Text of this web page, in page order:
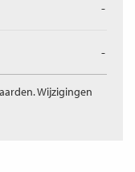
-
-
Wijzigingen